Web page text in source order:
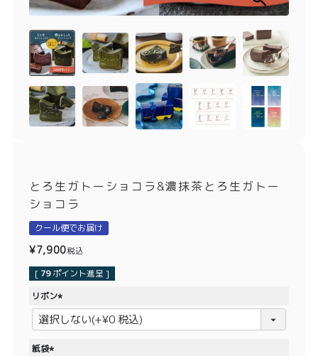
メルマガ会員様限定
toroa夏のアウトレッ
トセール
お誕生日セット
手さげ袋
季節限定
¥2,000〜¥3,999
〜¥1,999
¥4,000〜¥5,999
TOP
会社概要
商品
メンバー特典
とろ生ガトーショコラ&濃抹茶とろ生ガトー
ショコラ
クール便でお届け
¥7,900税込
[ 79 ポイント進呈 ]
リボン
(
必
紙袋